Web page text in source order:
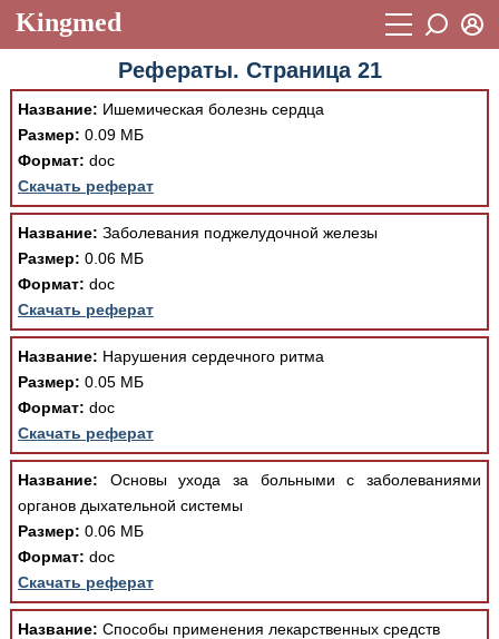
Kingmed
Учебный материал
Видеогалерея 899
Фотогалерея
Истории болезней 1268
Лекции и презентации
Аккредитационные тесты
Методические рекомендации 1050
Научно-популярное
Статьи
Новости (244)
Медицинская стандартизация
Нормативы экстренной и неотложной помощи
Нормы лабораторных и инструментальных
исследований
Логин (E-mail):
Пароль
Восстановить пароль
Регистрация
Рефераты. Страница 21
Название: Ишемическая болезнь сердца
Размер: 0.09 МБ
Формат: doc
Скачать реферат
Название: Заболевания поджелудочной железы
Размер: 0.06 МБ
Формат: doc
Скачать реферат
Название: Нарушения сердечного ритма
Размер: 0.05 МБ
Формат: doc
Скачать реферат
Название: Основы ухода за больными с заболеваниями
органов дыхательной системы
Размер: 0.06 МБ
Формат: doc
Скачать реферат
Название: Способы применения лекарственных средств